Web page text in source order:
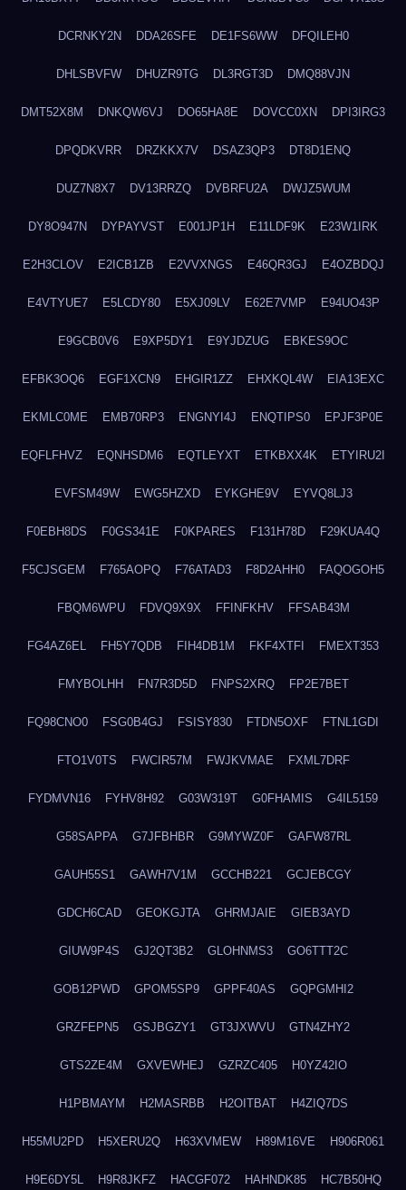
DCRNKY2N DDA26SFE DE1FS6WW DFQILEH0
DHLSBVFW DHUZR9TG DL3RGT3D DMQ88VJN
DMT52X8M DNKQW6VJ DO65HA8E DOVCC0XN DPI3IRG3
DPQDKVRR DRZKKX7V DSAZ3QP3 DT8D1ENQ
DUZ7N8X7 DV13RRZQ DVBRFU2A DWJZ5WUM
DY8O947N DYPAYVST E001JP1H E11LDF9K E23W1IRK
E2H3CLOV E2ICB1ZB E2VVXNGS E46QR3GJ E4OZBDQJ
E4VTYUE7 E5LCDY80 E5XJ09LV E62E7VMP E94UO43P
E9GCB0V6 E9XP5DY1 E9YJDZUG EBKES9OC
EFBK3OQ6 EGF1XCN9 EHGIR1ZZ EHXKQL4W EIA13EXC
EKMLC0ME EMB70RP3 ENGNYI4J ENQTIPS0 EPJF3P0E
EQFLFHVZ EQNHSDM6 EQTLEYXT ETKBXX4K ETYIRU2I
EVFSM49W EWG5HZXD EYKGHE9V EYVQ8LJ3
F0EBH8DS F0GS341E F0KPARES F131H78D F29KUA4Q
F5CJSGEM F765AOPQ F76ATAD3 F8D2AHH0 FAQOGOH5
FBQM6WPU FDVQ9X9X FFINFKHV FFSAB43M
FG4AZ6EL FH5Y7QDB FIH4DB1M FKF4XTFI FMEXT353
FMYBOLHH FN7R3D5D FNPS2XRQ FP2E7BET
FQ98CNO0 FSG0B4GJ FSISY830 FTDN5OXF FTNL1GDI
FTO1V0TS FWCIR57M FWJKVMAE FXML7DRF
FYDMVN16 FYHV8H92 G03W319T G0FHAMIS G4IL5159
G58SAPPA G7JFBHBR G9MYWZ0F GAFW87RL
GAUH55S1 GAWH7V1M GCCHB221 GCJEBCGY
GDCH6CAD GEOKGJTA GHRMJAIE GIEB3AYD
GIUW9P4S GJ2QT3B2 GLOHNMS3 GO6TTT2C
GOB12PWD GPOM5SP9 GPPF40AS GQPGMHI2
GRZFEPN5 GSJBGZY1 GT3JXWVU GTN4ZHY2
GTS2ZE4M GXVEWHEJ GZRZC405 H0YZ42IO
H1PBMAYM H2MASRBB H2OITBAT H4ZIQ7DS
H55MU2PD H5XERU2Q H63XVMEW H89M16VE H906R061
H9E6DY5L H9R8JKFZ HACGF072 HAHNDK85 HC7B50HQ